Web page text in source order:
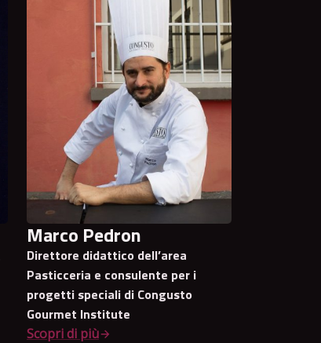
Marco Pedron
Direttore didattico dell’area
Pasticceria e consulente per i
progetti speciali di Congusto
Gourmet Institute
Scopri di più